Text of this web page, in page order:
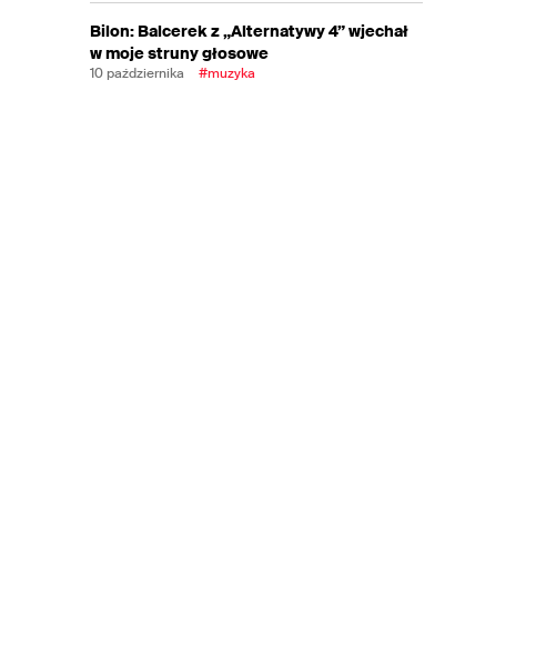
Bilon: Balcerek z „Alternatywy 4” wjechał
w moje struny głosowe
10 października #muzyka